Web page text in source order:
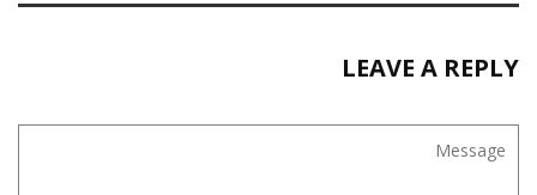
LEAVE A REPLY